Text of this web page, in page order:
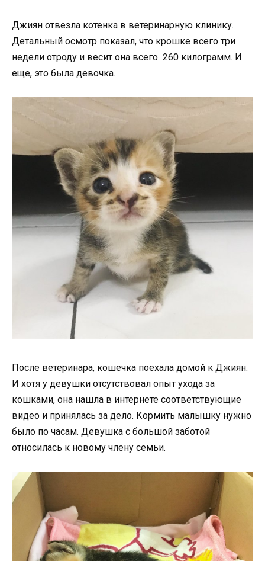
Джиян отвезла котенка в ветеринарную клинику.
Детальный осмотр показал, что крошке всего три
недели отроду и весит она всего 260 килограмм. И
еще, это была девочка.
После ветеринара, кошечка поехала домой к Джиян.
И хотя у девушки отсутствовал опыт ухода за
кошками, она нашла в интернете соответствующие
видео и принялась за дело. Кормить малышку нужно
было по часам. Девушка с большой заботой
относилась к новому члену семьи.